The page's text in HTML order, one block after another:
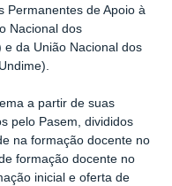
Permanentes de Apoio à
Nacional dos
e da União Nacional dos
a partir de suas
pelo Pasem, divididos
na formação docente no
formação docente no
inicial e oferta de